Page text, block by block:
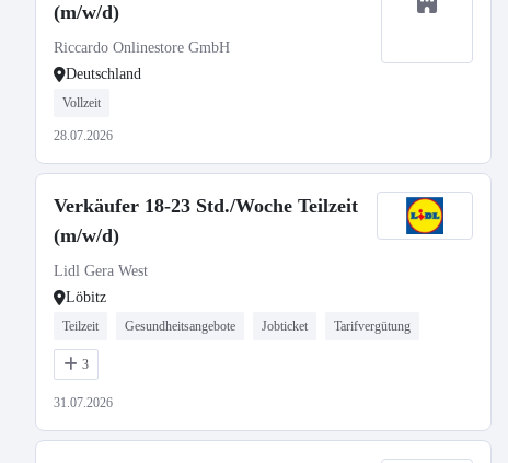
(m/w/d)
Riccardo Onlinestore GmbH
Deutschland
Vollzeit
28.07.2026
Verkäufer 18-23 Std./Woche Teilzeit
(m/w/d)
Lidl Gera West
Löbitz
Teilzeit Gesundheitsangebote Jobticket Tarifvergütung
3
31.07.2026